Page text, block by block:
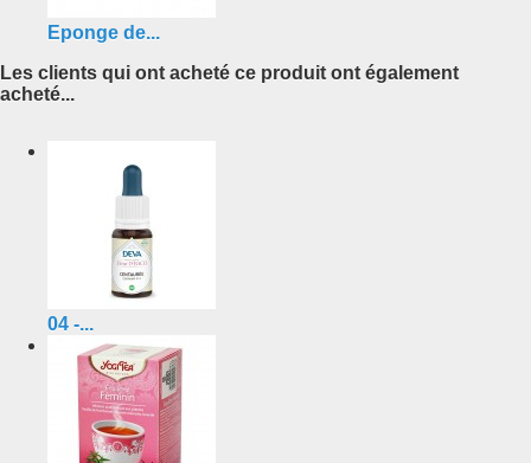
Eponge de...
Les clients qui ont acheté ce produit ont également
acheté...
04 -...